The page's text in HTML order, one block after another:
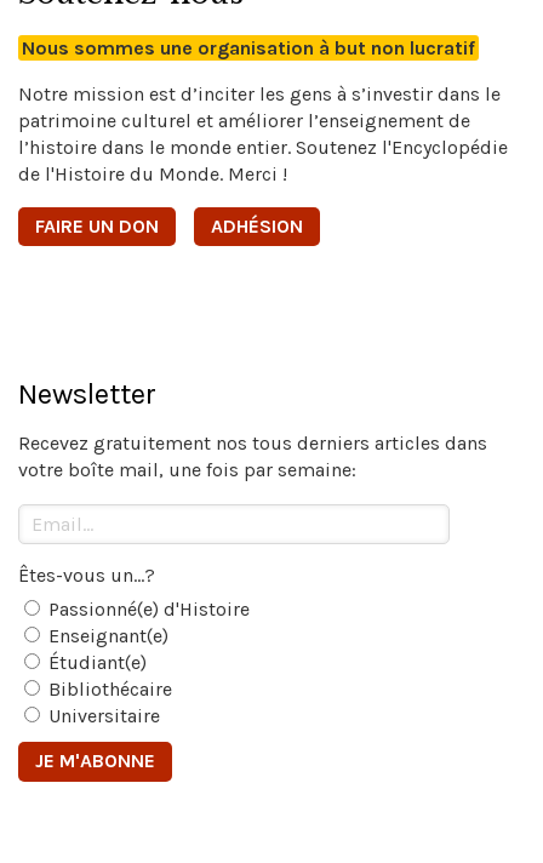
Nous sommes une organisation à but non lucratif
Notre mission est d’inciter les gens à s’investir dans le
patrimoine culturel et améliorer l’enseignement de
l’histoire dans le monde entier. Soutenez l'Encyclopédie
de l'Histoire du Monde. Merci !
FAIRE UN DON ADHÉSION
Newsletter
Recevez gratuitement nos tous derniers articles dans
votre boîte mail, une fois par semaine:
Êtes-vous un...?
Passionné(e) d'Histoire
Enseignant(e)
Étudiant(e)
Bibliothécaire
Universitaire